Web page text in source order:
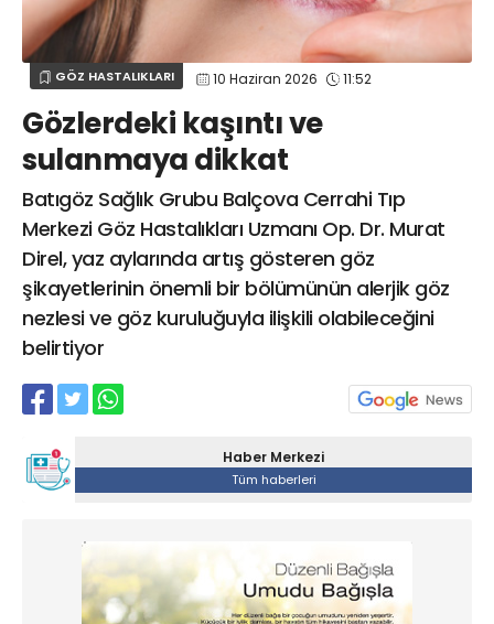
GÖZ HASTALIKLARI 10 Haziran 2026 11:52
Gözlerdeki kaşıntı ve
sulanmaya dikkat
Batıgöz Sağlık Grubu Balçova Cerrahi Tıp
Merkezi Göz Hastalıkları Uzmanı Op. Dr. Murat
Direl, yaz aylarında artış gösteren göz
şikayetlerinin önemli bir bölümünün alerjik göz
nezlesi ve göz kuruluğuyla ilişkili olabileceğini
belirtiyor
Haber Merkezi
Tüm haberleri
GÖZ HASTALIKLARI
GASTROENTEROLOJİ
ÇOCUK SAĞLIĞI VE HASTALIKLARI
GENEL CERRAHİ
SENDİKALAR
GÖGÜS HASTALIKLARI
DERMATOLOJİ
ENDOKRİNOLOJİ
NÖROLOJİ
KADIN HASTALIKLARI VE DOĞUM
Web TV Galeri Yazarlar
sagliktabugun@gmail.com